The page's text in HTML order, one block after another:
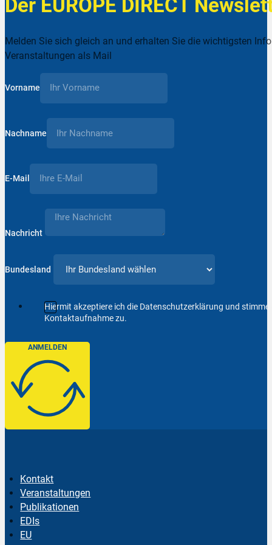
Der EUROPE DIRECT
Melden Sie sich gleich an und erhalten Sie die wichtigsten
Veranstaltungen als Mail
Vorname
Nachname
E-Mail
Nachricht
Bundesland
Hiermit akzeptiere ich die Datenschutzerklärung und
Kontaktaufnahme zu.
ANMELDEN
Kontakt
Veranstaltungen
Publikationen
EDIs
EU